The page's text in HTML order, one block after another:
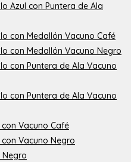
Azul con Puntera de Ala
con Medallón Vacuno Café
con Medallón Vacuno Negro
con Puntera de Ala Vacuno
con Puntera de Ala Vacuno
Vacuno Café
Vacuno Negro
Negro